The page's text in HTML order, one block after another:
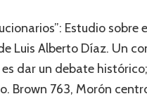
Estudio
Luis Alberto Díaz. Un
dar un debate
Brown 763, Morón